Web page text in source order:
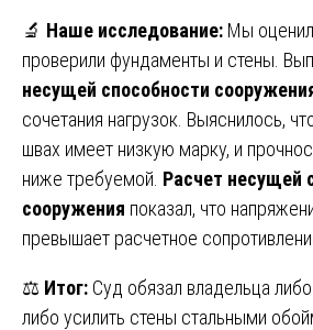
🔬 Наше исследование: Мы
проверили фундаменты и стены.
несущей способности
сочетания нагрузок. Выяснилось,
швах имеет низкую марку, и
ниже требуемой. Расчет несущей
сооружения показал, что
превышает расчетное
⚖️ Итог: Суд обязал владельца
либо усилить стены стальными